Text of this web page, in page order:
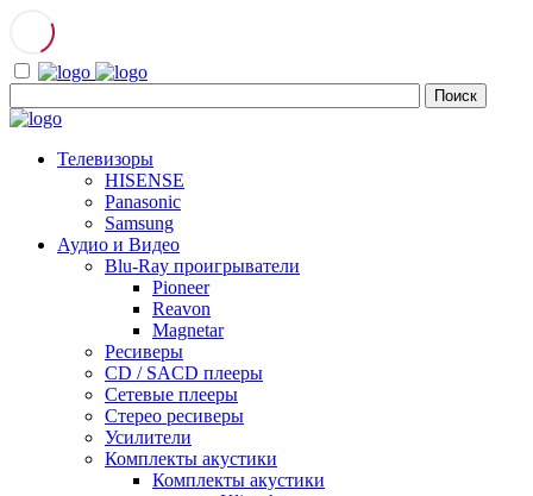
Телевизоры
HISENSE
Panasonic
Samsung
Аудио и Видео
Blu-Ray проигрыватели
Pioneer
Reavon
Magnetar
Ресиверы
CD / SACD плееры
Сетевые плееры
Стерео ресиверы
Усилители
Комплекты акустики
Комплекты акустики